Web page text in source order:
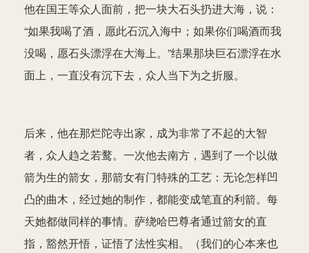
他在国王等众人面前，把一块大石头扔进大海，说：
“如果我喝了酒，愿此石沉入海中；如果你们喝酒而我
没喝，愿石头漂浮在大海上。”结果那块巨石漂浮在水
面上，一直没有沉下去，众人当下为之折服。
后来，他在那烂陀寺出家，成为非常了不起的大智
者，众人趋之若鹜。一次他去南方，遇到了一个以做
箭为生的箭女，那箭女有门特殊的工艺：无论怎样凹
凸的曲木，经过她的制作，都能变成笔直的利箭。每
天她都做同样的事情。萨绕哈巴尊者通过箭女的直
指，豁然开悟，证悟了法性实相。（我们的心本来也